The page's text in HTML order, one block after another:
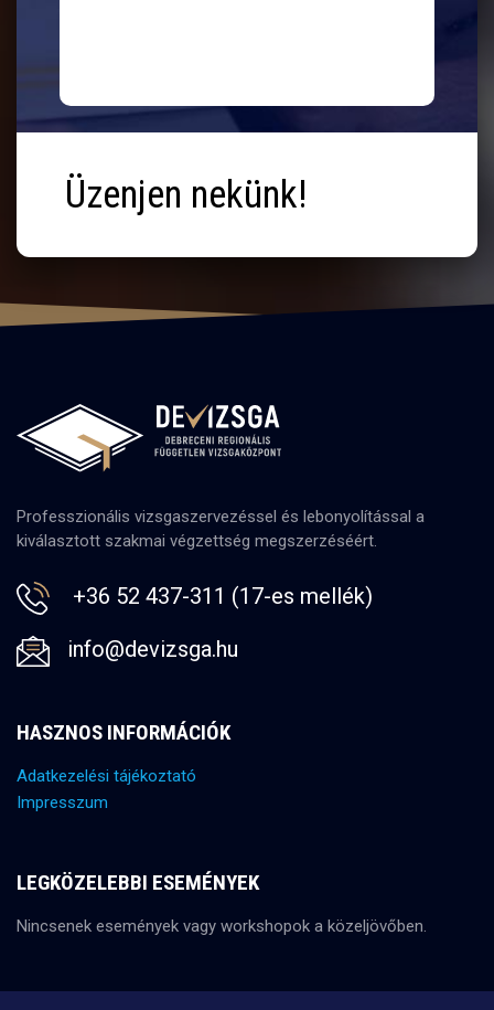
Üzenjen nekünk!
Professzionális vizsgaszervezéssel és lebonyolítással a
kiválasztott szakmai végzettség megszerzéséért.
+36 52 437-311 (17-es mellék)
info@devizsga.hu
HASZNOS INFORMÁCIÓK
Adatkezelési tájékoztató
Impresszum
LEGKÖZELEBBI ESEMÉNYEK
Nincsenek események vagy workshopok a közeljövőben.